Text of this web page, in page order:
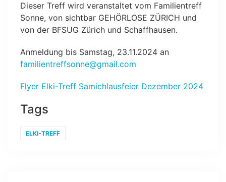
Dieser Treff wird veranstaltet vom Familientreff
Sonne, von sichtbar GEHÖRLOSE ZÜRICH und
von der BFSUG Zürich und Schaffhausen.
Anmeldung bis Samstag, 23.11.2024 an
familientreffsonne@gmail.com
Flyer Elki-Treff Samichlausfeier Dezember 2024
Tags
ELKI-TREFF